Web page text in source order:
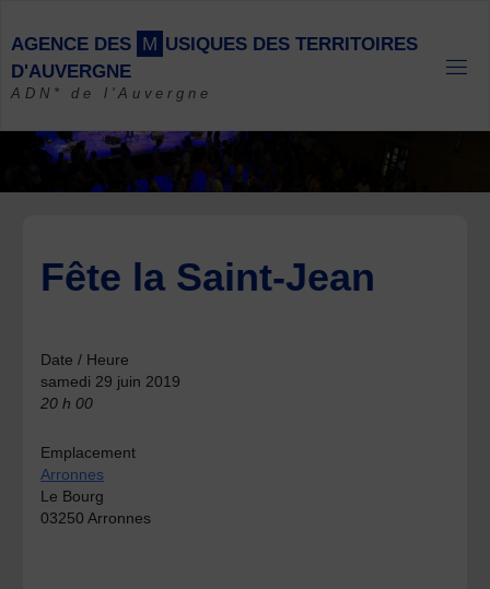
content
AGENCE DES M USIQUES DES TERRITOIRES
D'AUVERGNE
ADN* de l'Auvergne
Fête la Saint-Jean
Date / Heure
samedi 29 juin 2019
20 h 00
Emplacement
Arronnes
Le Bourg
03250 Arronnes